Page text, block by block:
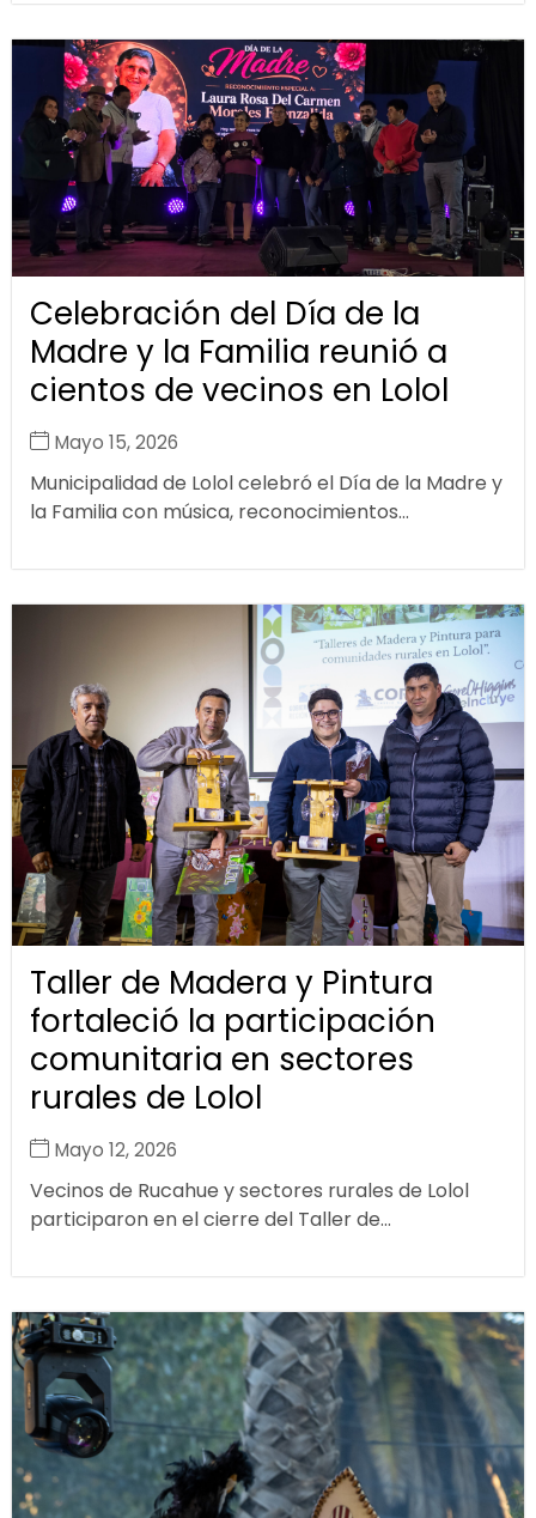
Celebración del Día de la
Madre y la Familia reunió a
cientos de vecinos en Lolol
Mayo 15, 2026
Municipalidad de Lolol celebró el Día de la Madre y
la Familia con música, reconocimientos...
Taller de Madera y Pintura
fortaleció la participación
comunitaria en sectores
rurales de Lolol
Mayo 12, 2026
Vecinos de Rucahue y sectores rurales de Lolol
participaron en el cierre del Taller de...